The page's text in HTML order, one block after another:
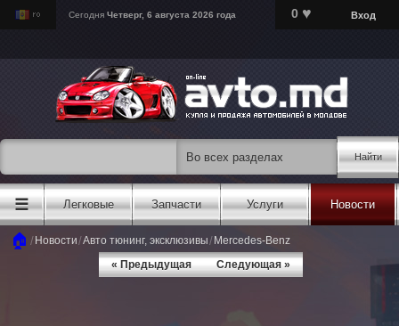
Сегодня Четверг, 6 августа 2026 года 0 ♥ Вход
Найти
☰ Легковые Запчасти Услуги Новости
🏠 / Новости/Авто тюнинг, эксклюзивы/ Mercedes-Benz
« Предыдущая
Следующая »